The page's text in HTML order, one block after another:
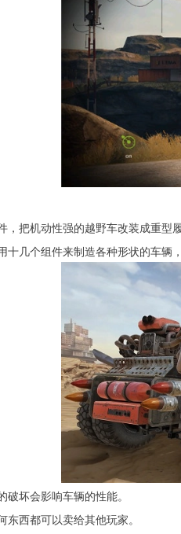
把机动性强的越野车改装成重型
几个组件来制造各种形状的车辆
坏会影响车辆的性能。
西都可以卖给其他玩家。